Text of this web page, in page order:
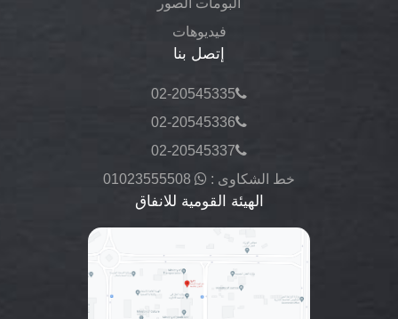
البومات الصور
فيديوهات
إتصل بنا
02-20545335
02-20545336
02-20545337
خط الشكاوى :
01023555508
الهيئة القومية للانفاق